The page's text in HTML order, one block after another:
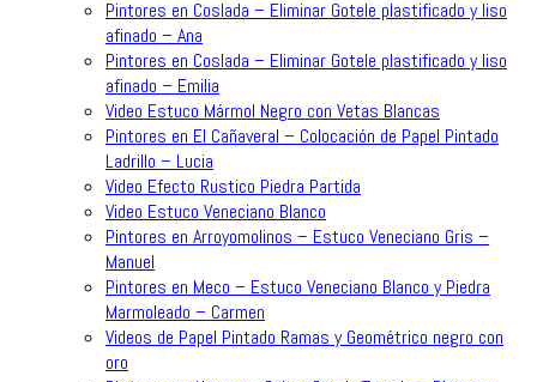
Pintores en Coslada – Eliminar Gotele plastificado y liso
afinado – Ana
Pintores en Coslada – Eliminar Gotele plastificado y liso
afinado – Emilia
Video Estuco Mármol Negro con Vetas Blancas
Pintores en El Cañaveral – Colocación de Papel Pintado
Ladrillo – Lucia
Video Efecto Rustico Piedra Partida
Video Estuco Veneciano Blanco
Pintores en Arroyomolinos – Estuco Veneciano Gris –
Manuel
Pintores en Meco – Estuco Veneciano Blanco y Piedra
Marmoleado – Carmen
Videos de Papel Pintado Ramas y Geométrico negro con
oro